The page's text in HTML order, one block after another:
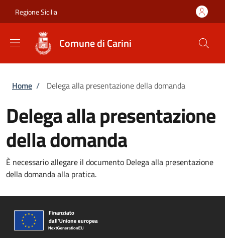
Regione Sicilia
Comune di Carini
Briciole di pane
Home / Delega alla presentazione della domanda
Delega alla presentazione
della domanda
È necessario allegare il documento Delega alla presentazione
della domanda alla pratica.